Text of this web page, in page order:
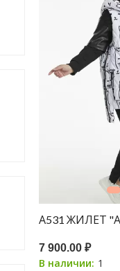
А531 ЖИЛЕТ
7 900.00 ₽
В наличии: 1